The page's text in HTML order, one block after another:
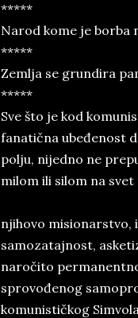
*****
Narod kome je borba
*****
Zemlja se grundira
*****
Sve što je kod
fanatična ubeđenost
polju, nijedno ne
milom ili silom na
njihovo misionarstvo,
samozatajnost,
naročito
sprovođenog
komunističkog